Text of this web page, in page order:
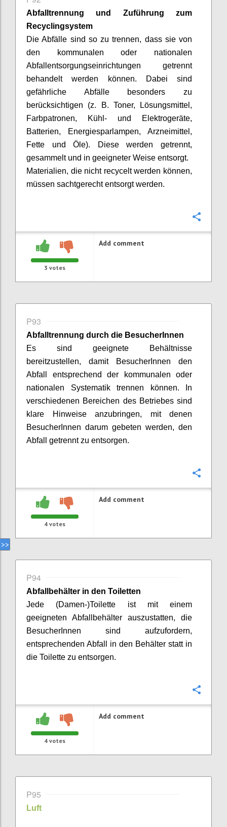
Abfalltrennung und Zuführung zum
Recyclingsystem
Die Abfälle sind so zu trennen, dass sie von
den kommunalen oder nationalen
Abfallentsorgungseinrichtungen getrennt
behandelt werden können. Dabei sind
gefährliche Abfälle besonders zu
berücksichtigen (z. B. Toner, Lösungsmittel,
Farbpatronen, Kühl- und Elektrogeräte,
Batterien, Energiesparlampen, Arzneimittel,
Fette und Öle). Diese werden getrennt,
gesammelt und in geeigneter Weise entsorgt.
Materialien, die nicht recycelt werden können,
müssen sachtgerechtentsorgt werden.
3 votes
Add comment
P93
Abfalltrennung durch die BesucherInnen
Es sind geeignete Behältnisse
bereitzustellen, damit
BesucherInnen den
Abfall entsprechend der kommunalen oder
nationalen Systematik trennen können. In
verschiedenen Bereichen des Betriebes sind
klare Hinweise anzubringen, mit denen
BesucherInnen darum gebeten werden, den
Abfall getrennt zu entsorgen.
4 votes
Add comment
P94
Abfallbehälter in den Toiletten
Jede (Damen-)Toilette ist mit einem
geeigneten Abfallbehälter auszustatten, die
BesucherInnen sind aufzufordern,
entsprechenden Abfall in den Behälter statt in
die Toilette zu entsorgen.
4 votes
Add comment
P95
Luft